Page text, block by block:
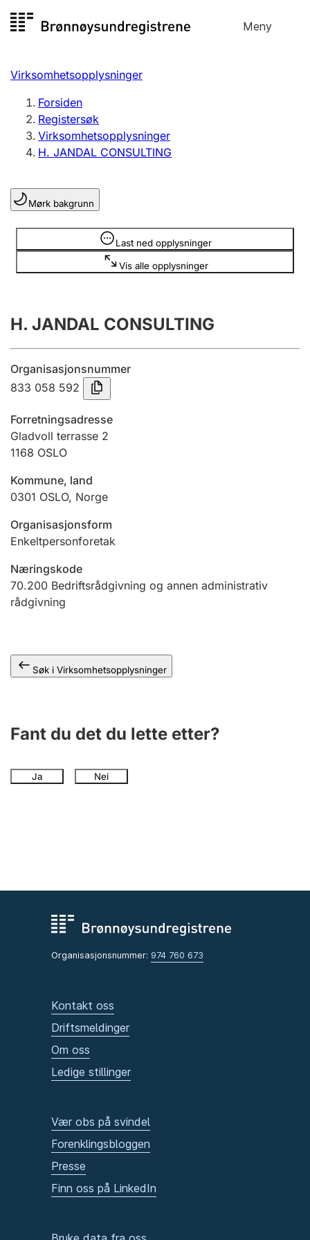
til
Meny
Registersøk
Aksjeselskap
Enkeltpersonforetak
Registrere, endre, slette
Lag og forening
Registrere, endre, slette
Årsregnskap
Innsending og forsinkelsesgebyr
Jeger
Ektepaktveileder
Offentlig sektor
Virksomhetsopplysninger
Forsiden
Registersøk
Virksomhetsopplysninger
H. JANDAL CONSULTING
Mørk bakgrunn
Last ned opplysninger
Vis alle opplysninger
Opplysninger er skjult
H. JANDAL CONSULTING
Organisasjonsnummer
833 058 592
Forretningsadresse
Gladvoll terrasse 2
1168 OSLO
Kommune, land
0301 OSLO, Norge
Organisasjonsform
Enkeltpersonforetak
Næringskode
70.200 Bedriftsrådgivning og annen administrativ
rådgivning
Søk i Virksomhetsopplysninger
Fant du det du lette etter?
Ja Nei
Organisasjonsnummer: 974 760 673
Kontakt oss
Driftsmeldinger
Om oss
Ledige stillinger
Vær obs på svindel
Forenklingsbloggen
Presse
Finn oss på LinkedIn